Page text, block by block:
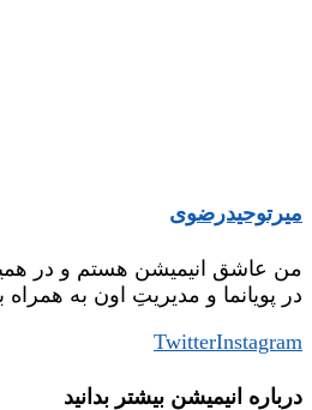
میر‌توحیدرضوی
در پویانما و مدیریتِ اون به
TwitterInstagram
درباره‌ انیمیشن بیشتر بدانید